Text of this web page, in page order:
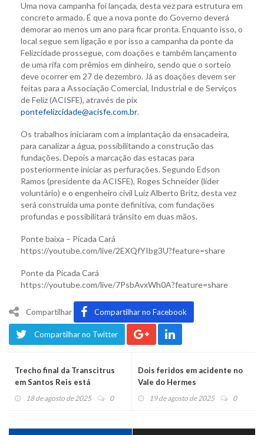
Uma nova campanha foi lançada, desta vez para estrutura em
concreto armado. É que a nova ponte do Governo deverá
demorar ao menos um ano para ficar pronta. Enquanto isso, o
local segue sem ligação e por isso a campanha da ponte da
Felizcidade prossegue, com doações e também lançamento
de uma rifa com prêmios em dinheiro, sendo que o sorteio
deve ocorrer em 27 de dezembro. Já as doações devem ser
feitas para a Associação Comercial, Industrial e de Serviços
de Feliz (ACISFE), através de pix
pontefelizcidade@acisfe.com.br.
Os trabalhos iniciaram com a implantação da ensacadeira,
para canalizar a água, possibilitando a construção das
fundações. Depois a marcação das estacas para
posteriormente iniciar as perfurações. Segundo Edson
Ramos (presidente da ACISFE), Roges Schneider (líder
voluntário) e o engenheiro civil Luiz Alberto Britz, desta vez
será construída uma ponte definitiva, com fundações
profundas e possibilitará trânsito em duas mãos.
Ponte baixa – Picada Cará
https://youtube.com/live/2EXQfYIbg3U?feature=share
Ponte da Picada Cará
https://youtube.com/live/7PsbAvxWh0A?feature=share
Compartilhar Compartilhar no Facebook
Compartilhar no Twitter
Trecho final da Transcitrus
em Santos Reis está
concluído
18 de agosto de 2025 0
Dois feridos em acidente no
Vale do Hermes
19 de agosto de 2025 0